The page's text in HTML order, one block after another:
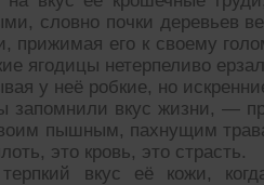
словно почки
прижимая его к своему
ягодицы нетерпеливо
у неё робкие, но
вкус жизни, —
пышным, пахнущим
это кровь, это страсть.
вкус её кожи,